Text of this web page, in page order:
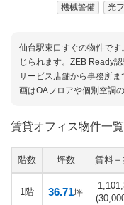
機械警備
光
仙台駅東口すぐの物件で
じられます。ZEB Ready
サービス店舗から事務所
画はOAフロアや個別空調
賃貸オフィス物件一
階数 坪数 賃料
1階 36.71坪